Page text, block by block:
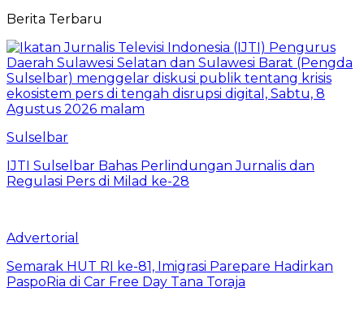
Berita Terbaru
Sulselbar
IJTI Sulselbar Bahas Perlindungan Jurnalis dan
Regulasi Pers di Milad ke-28
Advertorial
Semarak HUT RI ke-81, Imigrasi Parepare Hadirkan
PaspoRia di Car Free Day Tana Toraja